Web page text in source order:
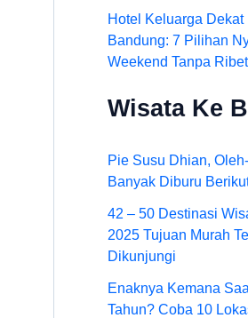
Hotel Keluarga Dekat
Bandung: 7 Pilihan
Weekend Tanpa Ribet
Wisata Ke
Pie Susu Dhian,
Banyak Diburu
42 – 50 Destinasi
2025 Tujuan Murah
Dikunjungi
Enaknya Kemana
Tahun? Coba 10